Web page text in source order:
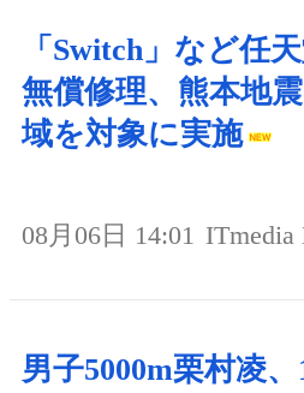
「Switch」など任
無償修理、熊本地
域を対象に実施
08月06日 14:01 ITmedia
男子5000m栗村凌